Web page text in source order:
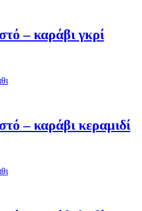
– καράβι γκρί
– καράβι κεραμιδί